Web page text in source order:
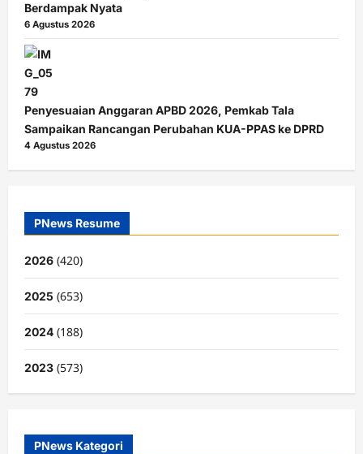
Berdampak Nyata
6 Agustus 2026
Penyesuaian Anggaran APBD 2026, Pemkab Tala
Sampaikan Rancangan Perubahan KUA-PPAS ke DPRD
4 Agustus 2026
PNews Resume
2026 (420)
2025 (653)
2024 (188)
2023 (573)
PNews Kategori